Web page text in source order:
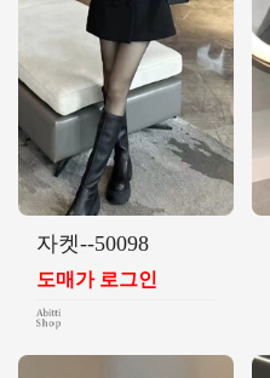
자켓--50098
도매가 로그인